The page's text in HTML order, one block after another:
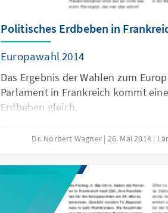
Politisches Erdbeben in
Europawahl 2014
Das Ergebnis der Wahlen zum
Parlament in Frankreich kommt
Erdbeben gleich.
Dr. Norbert Wagner 26. Mai 2014